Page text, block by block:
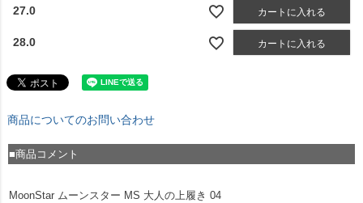
27.0 カートに入れる
28.0 カートに入れる
商品についてのお問い合わせ
■商品コメント
MoonStar ムーンスター MS 大人の上履き 04